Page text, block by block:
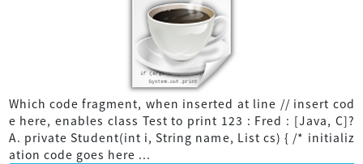
Which code fragment, when inserted at line // insert cod
e here, enables class Test to print 123 : Fred : [Java, C]?
A. private Student(int i, String name, List cs) { /* initializ
ation code goes here ...